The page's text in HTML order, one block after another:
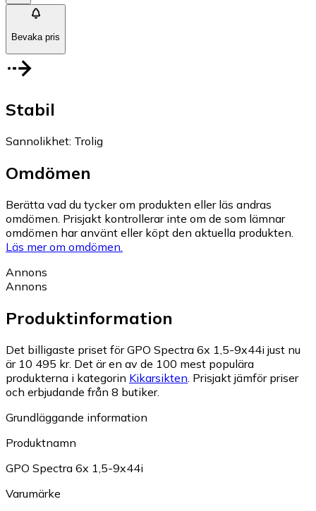
Bevaka pris
Stabil
Sannolikhet: Trolig
Omdömen
Berätta vad du tycker om produkten eller läs andras
omdömen. Prisjakt kontrollerar inte om de som lämnar
omdömen har använt eller köpt den aktuella produkten.
Läs mer om omdömen.
Annons
Annons
Produktinformation
Det billigaste priset för GPO Spectra 6x 1,5-9x44i just nu
är 10 495 kr. Det är en av de 100 mest populära
produkterna i kategorin Kikarsikten. Prisjakt jämför priser
och erbjudande från 8 butiker.
Grundläggande information
Produktnamn
GPO Spectra 6x 1,5-9x44i
Varumärke